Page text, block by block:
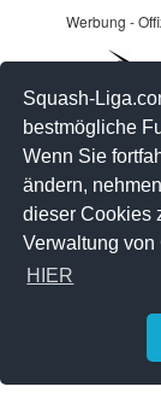
Squash-
bestmögliche
Wenn Sie
ändern,
dieser Cookies
Verwaltung
HIER
Werbung -
© 2008-